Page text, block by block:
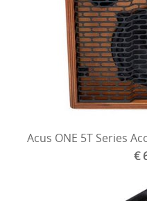
Mondharpen
Muzieksoftware/CD
Muzikale geschenken
Podium/Geluid
Acus ONE 5T Series
€